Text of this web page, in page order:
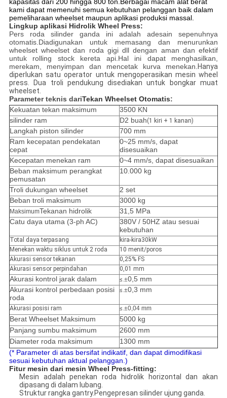
kapasitas dari 200 hingga 800 ton.Berbagai macam alat berat
kami dapat memenuhi semua kebutuhan pelanggan baik dalam
pemeliharaan wheelset maupun aplikasi produksi massal.
Lingkup aplikasi Hidrolik Wheel Press:
Pers roda silinder ganda ini adalah adesain sepenuhnya
otomatis.Diadigunakan untuk memasang dan menurunkan
wheelset wheelset dan roda gigi dll dengan aman dan efektif
untuk rolling stock kereta api.Hal ini dapat menghasilkan,
merekam, menyimpan dan mencetak kurva menekan.Hanya
diperlukan satu operator untuk mengoperasikan mesin wheel
press. Dua troli pendukung disediakan untuk bongkar muat
wheelset.
Parameter teknis dariTekan Wheelset Otomatis:
Kekuatan tekan maksimum
3500 KN
silinder ram
D2 buah(1 kiri + 1 kanan)
Langkah piston silinder
700 mm
Ram kecepatan pendekatan
cepat
0~25 mm/s, dapat
disesuaikan
Kecepatan menekan ram
0~4 mm/s, dapat disesuaikan
Beban maksimum perangkat
pemusatan
10.000 kg
Troli dukungan wheelset
2 set
Beban troli maksimum
3000 kg
MaksimumTekanan hidrolik
31,5 MPa
Catu daya utama (3-ph AC)
380V / 50HZ atau sesuai
kebutuhan
Total daya terpasang
kira-kira30kW
Menekan waktu siklus untuk 2 roda
10 menit/poros
Akurasi sensor tekanan
0,25% FS
Akurasi sensor perpindahan
0,01 mm
Akurasi kontrol jarak dalam ≤.±0,5 mm
Akurasi kontrol perbedaan posisi
roda
≤.±0,3 mm
Akurasi posisi ram ≤.±0,04 mm
Berat Wheelset Maksimum
5000 kg
Panjang sumbu maksimum
2600 mm
Diameter roda maksimum
1300 mm
(* Parameter di atas bersifat indikatif, dan dapat dimodifikasi
sesuai kebutuhan aktual pelanggan.)
Fitur mesin dari mesin Wheel Press-fitting:
Mesin adalah penekan roda hidrolik horizontal dan akan
dipasang di dalam lubang.
Struktur rangka gantry.Pengepresan silinder ujung ganda.